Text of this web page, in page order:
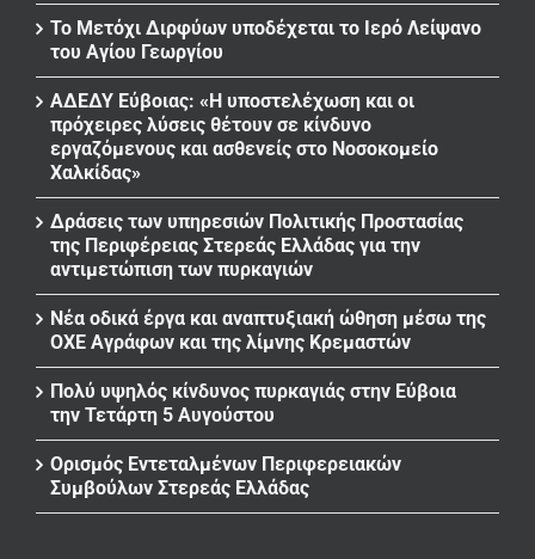
Το Μετόχι Διρφύων υποδέχεται το Ιερό Λείψανο
του Αγίου Γεωργίου
ΑΔΕΔΥ Εύβοιας: «Η υποστελέχωση και οι
πρόχειρες λύσεις θέτουν σε κίνδυνο
εργαζόμενους και ασθενείς στο Νοσοκομείο
Χαλκίδας»
Δράσεις των υπηρεσιών Πολιτικής Προστασίας
της Περιφέρειας Στερεάς Ελλάδας για την
αντιμετώπιση των πυρκαγιών
Νέα οδικά έργα και αναπτυξιακή ώθηση μέσω της
ΟΧΕ Αγράφων και της λίμνης Κρεμαστών
Πολύ υψηλός κίνδυνος πυρκαγιάς στην Εύβοια
την Τετάρτη 5 Αυγούστου
Ορισμός Εντεταλμένων Περιφερειακών
Συμβούλων Στερεάς Ελλάδας